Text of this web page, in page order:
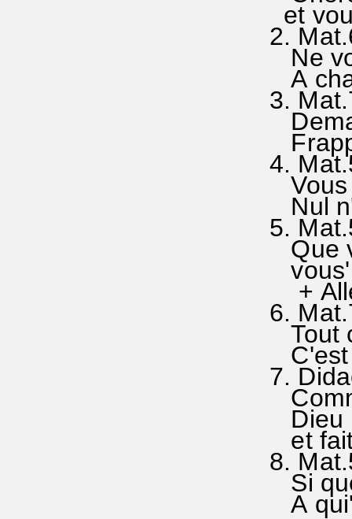
et
Ne
A
3.
4.
Vous
Nul
5.
Que
+
6.
Tout
C'est
7.
Dieu
et
8.
Si
A